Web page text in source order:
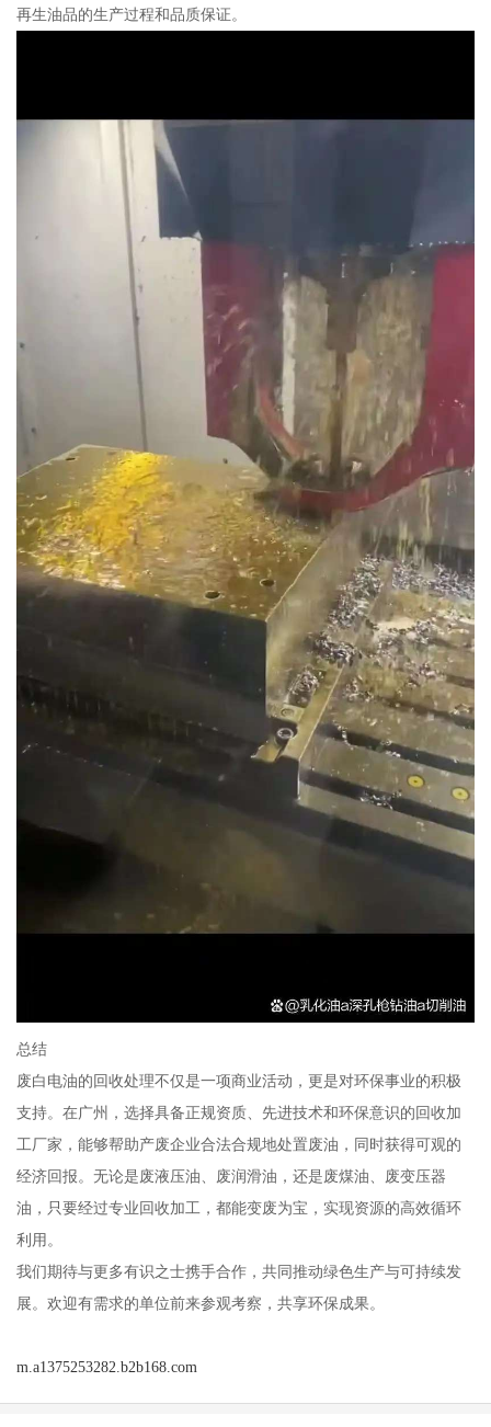
再生油品的生产过程和品质保证。
总结
废白电油的回收处理不仅是一项商业活动，更是对环保事业的积极
支持。在广州，选择具备正规资质、先进技术和环保意识的回收加
工厂家，能够帮助产废企业合法合规地处置废油，同时获得可观的
经济回报。无论是废液压油、废润滑油，还是废煤油、废变压器
油，只要经过专业回收加工，都能变废为宝，实现资源的高效循环
利用。
我们期待与更多有识之士携手合作，共同推动绿色生产与可持续发
展。欢迎有需求的单位前来参观考察，共享环保成果。
m.a1375253282.b2b168.com